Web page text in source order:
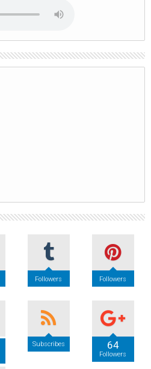
Followers Followers
Subscribes 64
Followers